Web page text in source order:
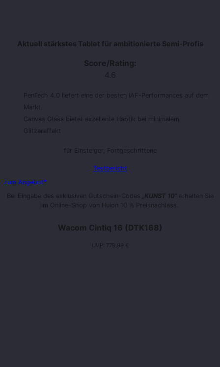
Aktuell stärkstes Tablet für ambitionierte Semi-Profis
Score/Rating:
4.6
PenTech 4.0 liefert eine der besten IAF-Performances auf dem
Markt.
Canvas Glass bietet exzellente Haptik bei minimalem
Glitzereffekt
für Einsteiger, Fortgeschrittene
Testbericht
zum Angebot*
Bei Eingabe des exklusiven Gutschein-Codes „KUNST 10“erhalten Sie
im Online-Shop von Huion 10 % Preisnachlass.
Wacom Cintiq 16 (DTK168)
UVP: 779,99 €